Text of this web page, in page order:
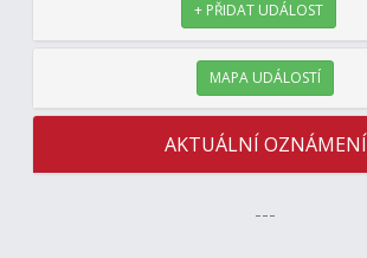
+ PŘIDAT UDÁLOST
MAPA UDÁLOSTÍ
AKTUÁLNÍ OZNÁMENÍ
---